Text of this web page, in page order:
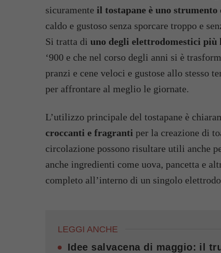
sicuramente il tostapane è uno strumento
caldo e gustoso senza sporcare troppo e
Si tratta di uno degli elettrodomestici più
‘900 e che nel corso degli anni si è
pranzi e cene veloci e gustose allo stesso
per affrontare al meglio le giornate.
L’utilizzo principale del tostapane è
croccanti e fragranti per la creazione di
circolazione possono risultare utili anche
anche ingredienti come uova, pancetta e
completo all’interno di un singolo
LEGGI ANCHE
Idee salvacena di maggio: il